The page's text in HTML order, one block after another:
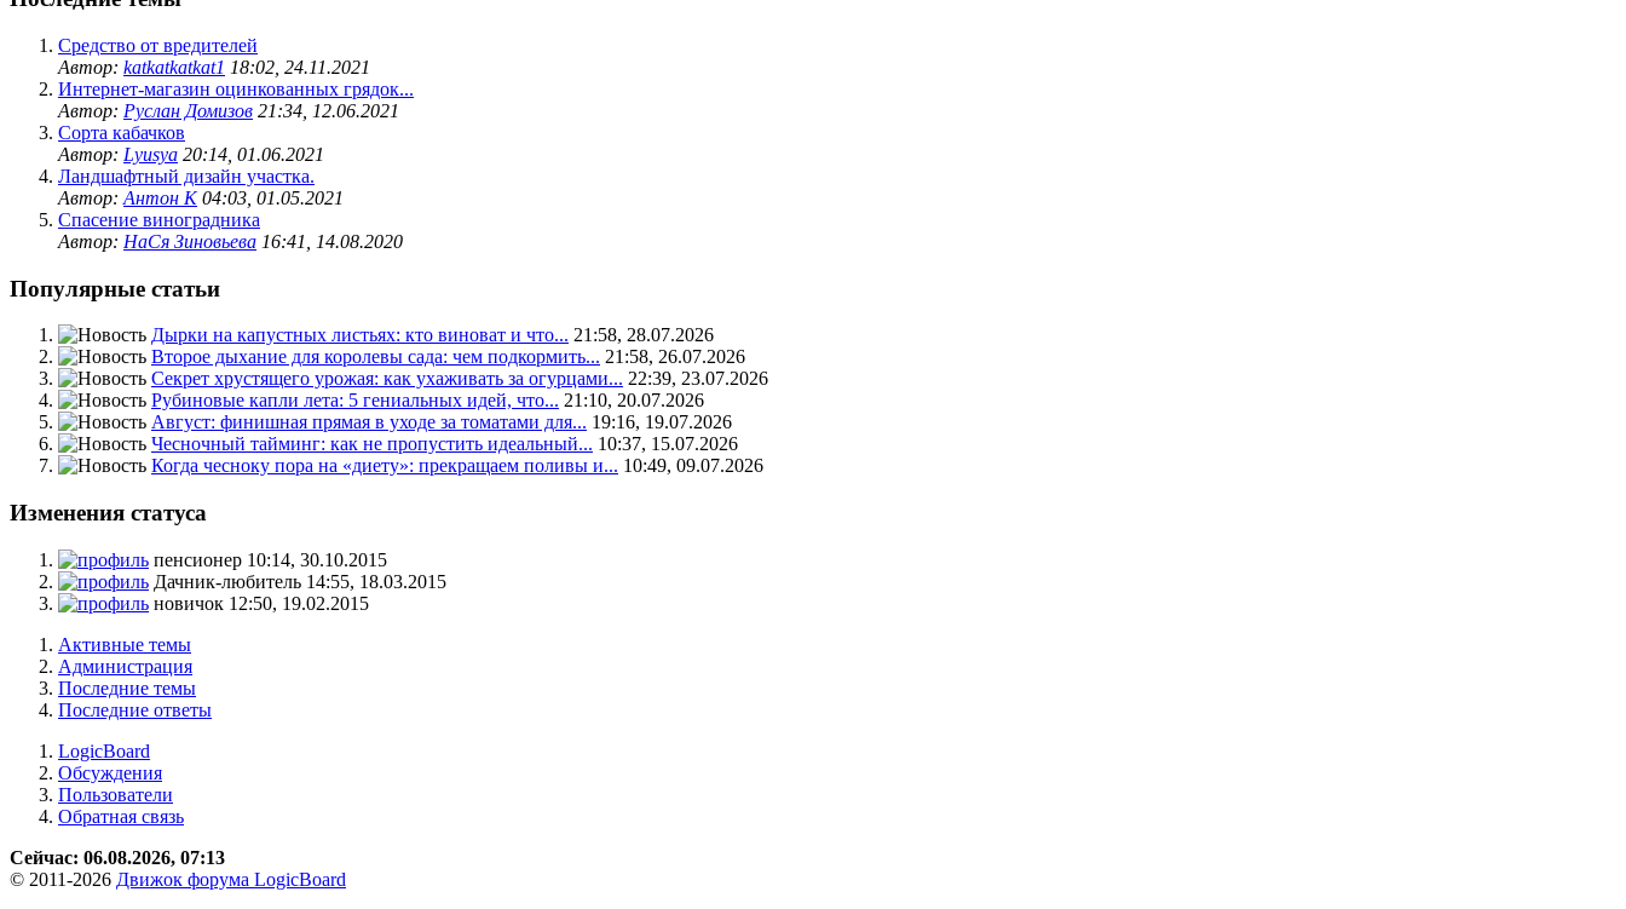
Средство от вредителей
Автор: katkatkatkat1 18:02, 24.11.2021
Интернет-магазин оцинкованных грядок...
Автор: Руслан Домизов 21:34, 12.06.2021
Сорта кабачков
Автор: Lyusya 20:14, 01.06.2021
Ландшафтный дизайн участка.
Автор: Антон К 04:03, 01.05.2021
Спасение виноградника
Автор: НаСя Зиновьева 16:41, 14.08.2020
Популярные статьи
Дырки на капустных листьях: кто виноват и что... 21:58, 28.07.2026
Второе дыхание для королевы сада: чем подкормить... 21:58, 26.07.2026
Секрет хрустящего урожая: как ухаживать за огурцами... 22:39, 23.07.2026
Рубиновые капли лета: 5 гениальных идей, что... 21:10, 20.07.2026
Август: финишная прямая в уходе за томатами для... 19:16, 19.07.2026
Чесночный тайминг: как не пропустить идеальный... 10:37, 15.07.2026
Когда чесноку пора на «диету»: прекращаем поливы и... 10:49, 09.07.2026
Изменения статуса
пенсионер 10:14, 30.10.2015
Дачник-любитель 14:55, 18.03.2015
новичок 12:50, 19.02.2015
Активные темы
Администрация
Последние темы
Последние ответы
LogicBoard
Обсуждения
Пользователи
Обратная связь
Сейчас: 06.08.2026, 07:13
© 2011-2026 Движок форума LogicBoard